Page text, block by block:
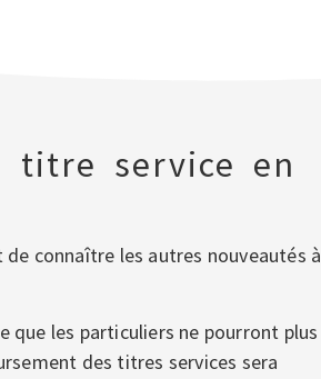
titre service en
connaître les autres nouveautés à
que les particuliers ne pourront plus
des titres services sera